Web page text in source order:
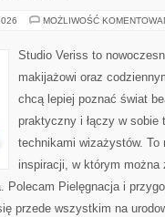
MOŻLIWOŚĆ
Studio Veriss to
makijażowi oraz
chcą lepiej poznać świat
praktyczny i łączy w sobie
technikami wizażystów. To
inspiracji, w którym można
Polecam Pielęgnacja i
przede wszystkim na